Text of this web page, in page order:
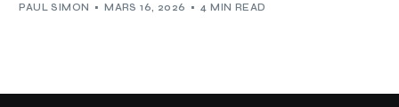
PAUL SIMON MARS 16, 2026 4 MIN READ